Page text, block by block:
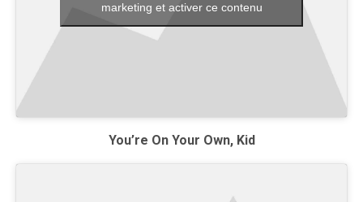
marketing et activer ce contenu
You’re On Your Own, Kid